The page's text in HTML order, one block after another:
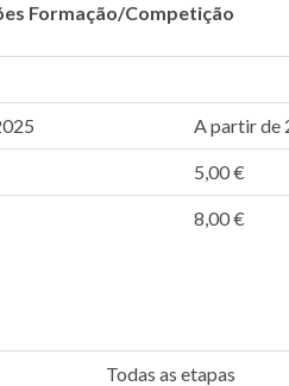
Formação/Competição
A partir de
5,00 €
8,00 €
Todas as etapas